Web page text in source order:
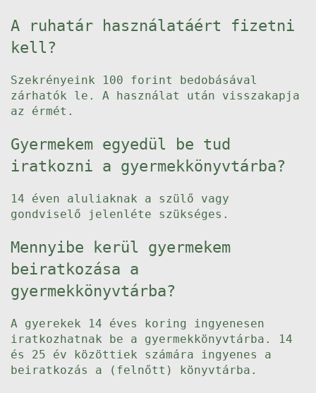
A ruhatár használatáért fizetni
kell?
Szekrényeink 100 forint bedobásával
zárhatók le. A használat után visszakapja
az érmét.
Gyermekem egyedül be tud
iratkozni a gyermekkönyvtárba?
14 éven aluliaknak a szülő vagy
gondviselő jelenléte szükséges.
Mennyibe kerül gyermekem
beiratkozása a
gyermekkönyvtárba?
A gyerekek 14 éves koring ingyenesen
iratkozhatnak be a gyermekkönyvtárba. 14
és 25 év közöttiek számára ingyenes a
beiratkozás a (felnőtt) könyvtárba.